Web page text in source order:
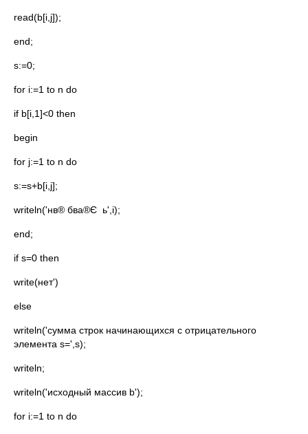
read(b[i,j]);
end;
s:=0;
for i:=1 to n do
if b[i,1]<0 then
begin
for j:=1 to n do
s:=s+b[i,j];
writeln('нв® бва®Є ь',i);
end;
if s=0 then
write(нет')
else
writeln('сумма строк начинающихся с отрицательного
элемента s=',s);
writeln;
writeln('исходный массив b');
for i:=1 to n do